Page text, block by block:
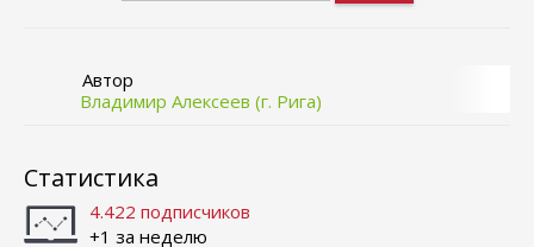
Автор
Владимир Алексеев (г. Рига)
Статистика
4.422 подписчиков
+1 за неделю